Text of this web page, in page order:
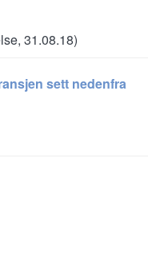
31.08.18)
sett nedenfra